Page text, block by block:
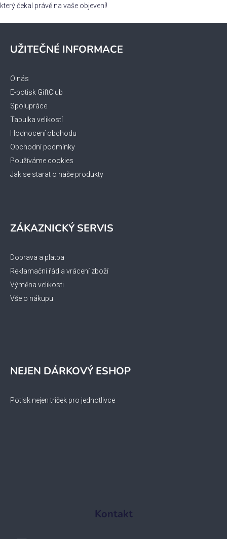
který čekal právě na vaše objevení!
UŽITEČNÉ INFORMACE
O nás
E-potisk GiftClub
Spolupráce
Tabulka velikostí
Hodnocení obchodu
Obchodní podmínky
Používáme cookies
Jak se starat o naše produkty
ZÁKAZNICKÝ SERVIS
Doprava a platba
Reklamační řád a vrácení zboží
Výměna velikosti
Vše o nákupu
NEJEN DÁRKOVÝ ESHOP
Potisk nejen triček pro jednotlivce
Kontakt